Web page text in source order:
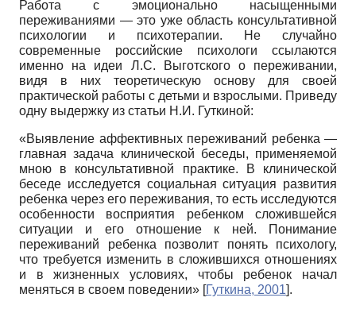
Работа с эмоционально насыщенными
переживаниями — это уже область консультативной
психологии и психотерапии. Не случайно
современные российские психологи ссылаются
именно на идеи Л.С. Выготского о переживании,
видя в них теоретическую основу для своей
практической работы с детьми и взрослыми. Приведу
одну выдержку из статьи Н.И. Гуткиной:
«Выявление аффективных переживаний ребенка —
главная задача клинической беседы, применяемой
мною в консультативной практике. В клинической
беседе исследуется социальная ситуация развития
ребенка через его переживания, то есть исследуются
особенности восприятия ребенком сложившейся
ситуации и его отношение к ней. Понимание
переживаний ребенка позволит понять психологу,
что требуется изменить в сложившихся отношениях
и в жизненных условиях, чтобы ребенок начал
меняться в своем поведении» [Гуткина, 2001].